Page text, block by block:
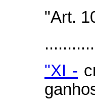
"Art.
"XI -